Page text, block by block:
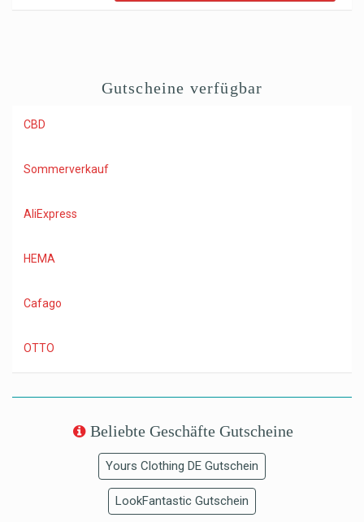
Gutscheine verfügbar
CBD
Sommerverkauf
AliExpress
HEMA
Cafago
OTTO
Beliebte Geschäfte Gutscheine
Yours Clothing DE Gutschein
LookFantastic Gutschein